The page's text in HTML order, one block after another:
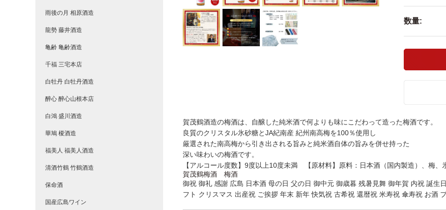
数量:
賀茂鶴酒造の梅酒は、自醸した純米酒で何よりも味にこだわって造った梅酒です。
良質のクリスタル氷砂糖とJA紀南産 紀州南高梅を100％使用し
厳選された南高梅から引き出される旨みと純米酒自体の旨みを併せ持った
深い味わいの梅酒です。
【アルコール度数】9度以上10度未満 【原材料】原料：日本酒（国内製造）、梅、
賀茂鶴梅酒 梅酒
御祝 御礼 感謝 広島 日本酒 母の日 父の日 御中元 御歳暮 残暑見舞 御年賀 内祝 誕生
フト クリスマス 出産祝 ご挨拶 年末 新年 快気祝 古希祝 還暦祝 米寿祝 傘寿祝 お酒
雨後の月 相原酒造
龍勢 藤井酒造
亀齢 亀齢酒造
千福 三宅本店
白牡丹 白牡丹酒造
醉心 醉心山根本店
白鴻 盛川酒造
華鳩 榎酒造
福美人 福美人酒造
清酒竹鶴 竹鶴酒造
保命酒
国産広島ワイン